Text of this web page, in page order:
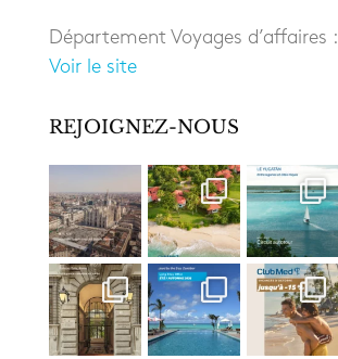
Département Voyages d’affaires :
Voir le site
REJOIGNEZ-NOUS